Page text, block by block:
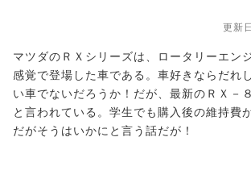
更新
マツダのＲＸシリーズは、ロータリーエン
感覚で登場した車である。車好きならだれ
い車でないだろうか！だが、最新のＲＸ－
と言われている。学生でも購入後の維持費
だがそうはいかにと言う話だが！